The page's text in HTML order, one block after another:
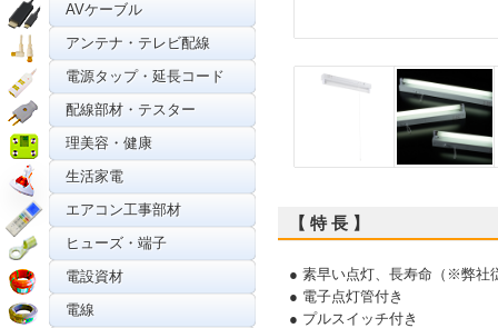
AVケーブル
アンテナ・テレビ配線
電源タップ・延長コード
配線部材・テスター
理美容・健康
生活家電
エアコン工事部材
ヒューズ・端子
電設資材
電線
【 特 長 】
● 素早い点灯、長寿命（※弊社
● 電子点灯管付き
● プルスイッチ付き